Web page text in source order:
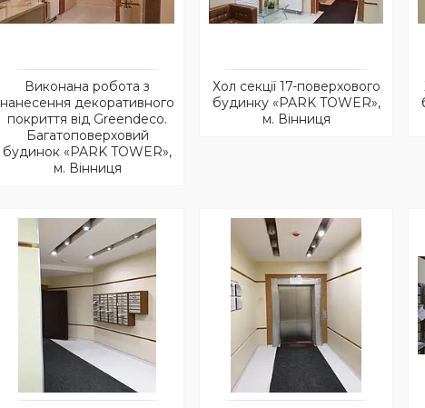
Виконана робота з
нанесення декоративного
покриття від Greendeco.
Багатоповерховий
будинок «PARK TOWER»,
м. Вінниця
Хол секції 17-поверхового
будинку «PARK TOWER»,
м. Вінниця